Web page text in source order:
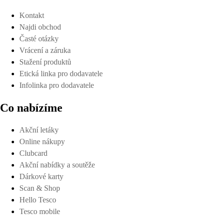
Kontakt
Najdi obchod
Časté otázky
Vrácení a záruka
Stažení produktů
Etická linka pro dodavatele
Infolinka pro dodavatele
Co nabízíme
Akční letáky
Online nákupy
Clubcard
Akční nabídky a soutěže
Dárkové karty
Scan & Shop
Hello Tesco
Tesco mobile